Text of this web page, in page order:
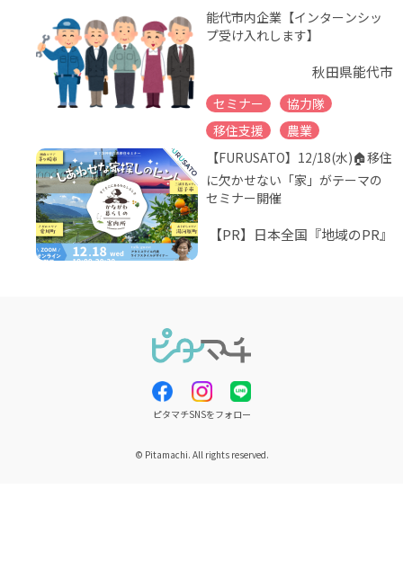
能代市内企業【インターンシッ
プ受け入れします】
秋田県能代市
セミナー
協力隊
移住支援
農業
【FURUSATO】12/18(水)🏠移住
に欠かせない「家」がテーマの
セミナー開催
【PR】日本全国『地域のPR』
ピタマチSNSをフォロー
© Pitamachi. All rights reserved.